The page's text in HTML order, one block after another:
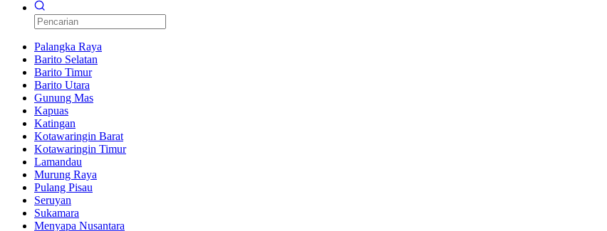
Palangka Raya
Barito Selatan
Barito Timur
Barito Utara
Gunung Mas
Kapuas
Katingan
Kotawaringin Barat
Kotawaringin Timur
Lamandau
Murung Raya
Pulang Pisau
Seruyan
Sukamara
Menyapa Nusantara